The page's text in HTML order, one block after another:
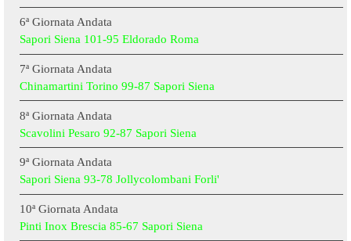
6ª Giornata Andata
Sapori Siena 101-95 Eldorado Roma
7ª Giornata Andata
Chinamartini Torino 99-87 Sapori Siena
8ª Giornata Andata
Scavolini Pesaro 92-87 Sapori Siena
9ª Giornata Andata
Sapori Siena 93-78 Jollycolombani Forli'
10ª Giornata Andata
Pinti Inox Brescia 85-67 Sapori Siena